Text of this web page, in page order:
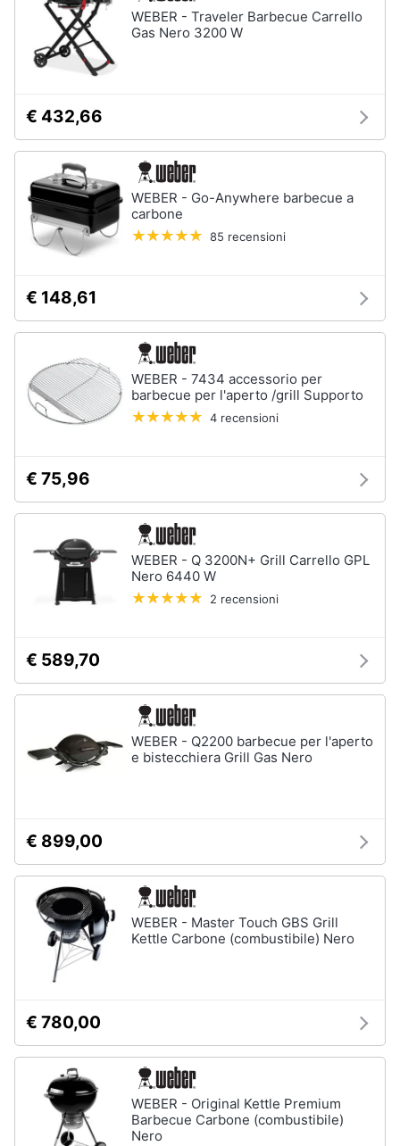
WEBER - Traveler Barbecue Carrello
Gas Nero 3200 W
€ 432,66
WEBER - Go-Anywhere barbecue a
carbone
85 recensioni
€ 148,61
WEBER - 7434 accessorio per
barbecue per l'aperto /grill Supporto
4 recensioni
€ 75,96
WEBER - Q 3200N+ Grill Carrello GPL
Nero 6440 W
2 recensioni
€ 589,70
WEBER - Q2200 barbecue per l'aperto
e bistecchiera Grill Gas Nero
€ 899,00
WEBER - Master Touch GBS Grill
Kettle Carbone (combustibile) Nero
€ 780,00
WEBER - Original Kettle Premium
Barbecue Carbone (combustibile)
Nero